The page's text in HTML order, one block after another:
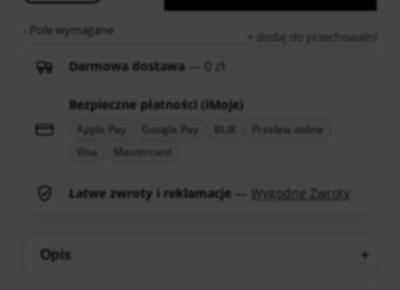
dodaj do przechowalni
- Pole wymagane
Darmowa dostawa — 0 zł
Bezpieczne płatności (iMoje)
Apple Pay Google Pay BLIK
Przelew online
Visa
Mastercard
Łatwe zwroty i reklamacje Wygodne Zwroty
Opis